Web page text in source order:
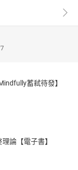
專注於人機介面創
蓄弒待發】
論【電子書】